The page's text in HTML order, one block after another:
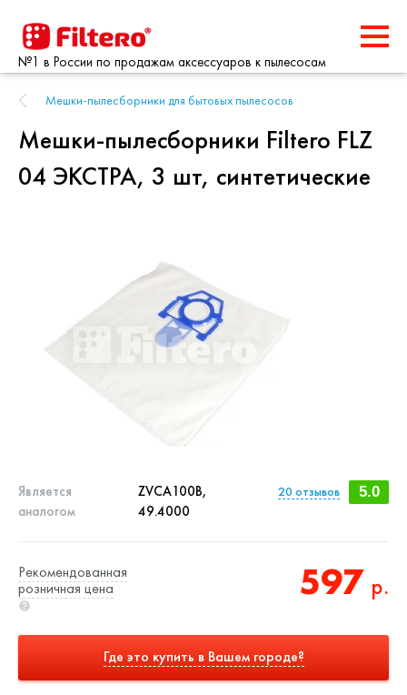
№1 в России по продажам аксессуаров к пылесосам
Мешки-пылесборники для бытовых пылесосов
Мешки-пылесборники Filtero FLZ
04 ЭКСТРА, 3 шт, синтетические
Является
аналогом
ZVCA100B,
49.4000
5.0
20 отзывов
597 р.
Рекомендованная
розничная цена
Где это купить в Вашем городе?